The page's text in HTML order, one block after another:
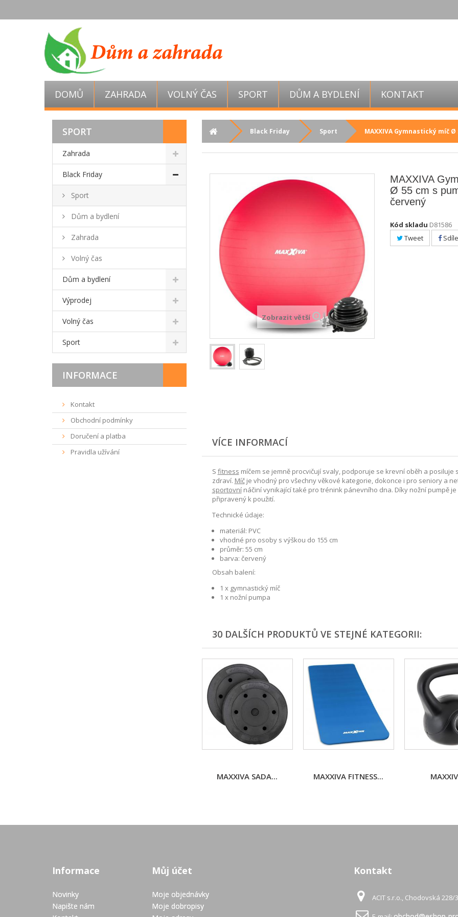
DOMŮ ZAHRADA VOLNÝ ČAS SPORT DŮM A BYDLENÍ KONTAKT
SPORT
Zahrada
Black Friday
Sport
Dům a bydlení
Zahrada
Volný čas
Dům a bydlení
Výprodej
Volný čas
Sport
INFORMACE
Kontakt
Obchodní podmínky
Doručení a platba
Pravidla užívání
Black Friday Sport MAXXIVA Gymnastický míč
Zobrazit větší
MAXXIVA
Ø 55 cm s
červený
Kód skladu D81586
Tweet
VÍCE INFORMACÍ
S fitness míčem se jemně procvičují svaly, podporuje se krevní oběh a
zdraví. Míčje vhodný pro všechny věkové kategorie, dokonce i pro seniory a
sportovnínáčiní vynikající také pro trénink pánevního dna. Díky nožní pumpě
připravený k použití.
Technické údaje:
materiál: PVC
vhodné pro osoby s výškou do 155 cm
průměr: 55 cm
barva: červený
Obsah balení:
1 x gymnastický míč
1 x nožní pumpa
30 DALŠÍCH PRODUKTŮ VE STEJNÉ KATEGORII:
MAXXIVA SADA... MAXXIVA FITNESS...
Informace
Novinky
Napište nám
Můj účet
Moje objednávky
Moje dobropisy
Kontakt
ACIT s.r.o., Chodovská 228/